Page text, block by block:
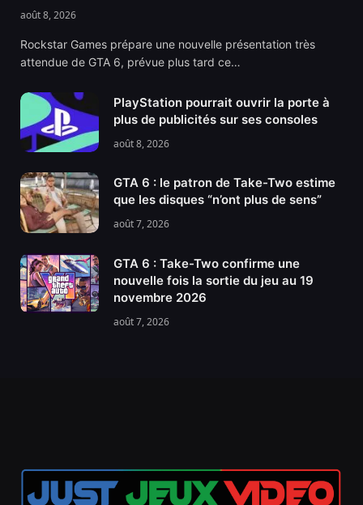
août 8, 2026
Rockstar Games prépare une nouvelle présentation très
attendue de GTA 6, prévue plus tard ce…
PlayStation pourrait ouvrir la porte à
plus de publicités sur ses consoles
août 8, 2026
GTA 6 : le patron de Take-Two estime
que les disques “n’ont plus de sens”
août 7, 2026
GTA 6 : Take-Two confirme une
nouvelle fois la sortie du jeu au 19
novembre 2026
août 7, 2026